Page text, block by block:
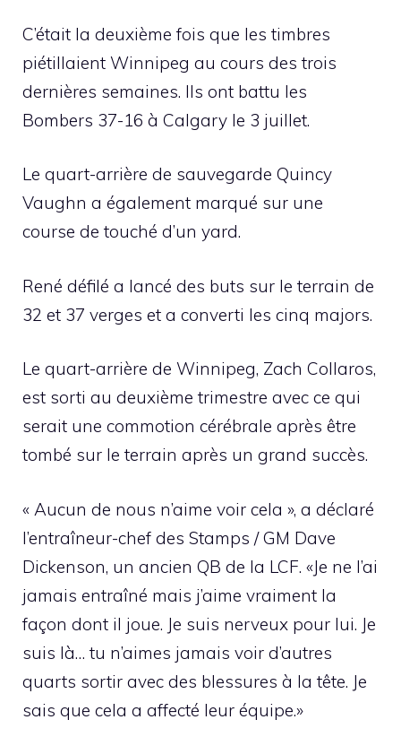
C’était la deuxième fois que les timbres
piétillaient Winnipeg au cours des trois
dernières semaines. Ils ont battu les
Bombers 37-16 à Calgary le 3 juillet.
Le quart-arrière de sauvegarde Quincy
Vaughn a également marqué sur une
course de touché d’un yard.
René défilé a lancé des buts sur le terrain de
32 et 37 verges et a converti les cinq majors.
Le quart-arrière de Winnipeg, Zach Collaros,
est sorti au deuxième trimestre avec ce qui
serait une commotion cérébrale après être
tombé sur le terrain après un grand succès.
« Aucun de nous n’aime voir cela », a déclaré
l’entraîneur-chef des Stamps / GM Dave
Dickenson, un ancien QB de la LCF. «Je ne l’ai
jamais entraîné mais j’aime vraiment la
façon dont il joue. Je suis nerveux pour lui. Je
suis là… tu n’aimes jamais voir d’autres
quarts sortir avec des blessures à la tête. Je
sais que cela a affecté leur équipe.»